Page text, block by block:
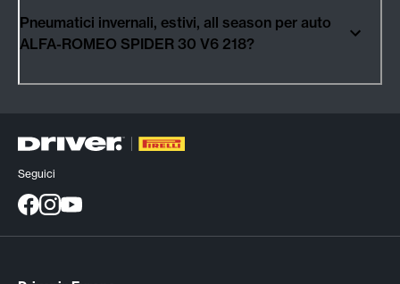
Pneumatici invernali, estivi, all season per auto
ALFA-ROMEO SPIDER 30 V6 218?
Seguici